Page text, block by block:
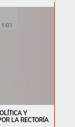
Y
LA RECTORÍA